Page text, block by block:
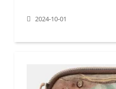
2024-10-01